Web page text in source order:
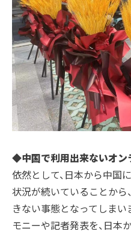
◆中国で利用出来ないオン
依然として、日本から中国
状況が続いていることから
きない事態となってしまい
モニーや記者発表を、日本